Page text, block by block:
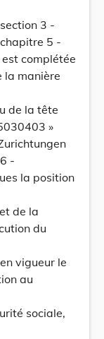
3 -
5 -
complétée
la manière
de la tête
»
-
la position
de la
du
vigueur le
au
sociale,